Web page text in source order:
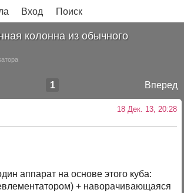
Вход Поиск
колонна из обычного
Вперед
1
18 Дек. 13, 20:28
аппарат на основе этого куба:
+ наворачивающаяся